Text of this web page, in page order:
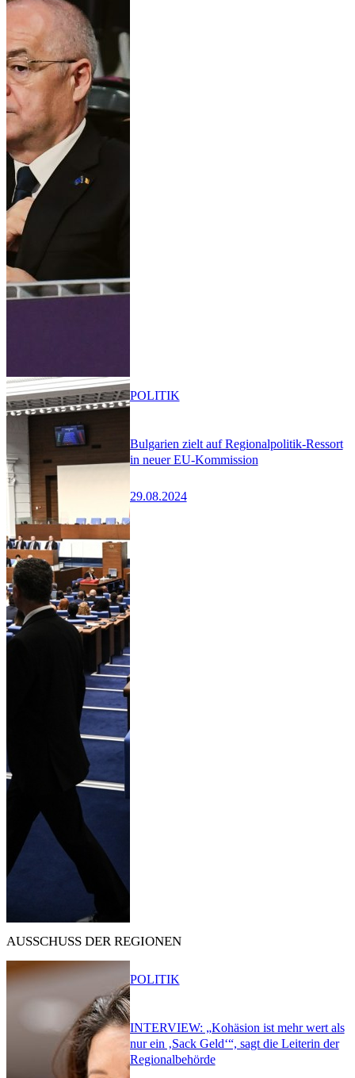
Bulgarien zielt auf Regionalpolitik-Ressort
in neuer EU-Kommission
29.08.2024
POLITIK
AUSSCHUSS DER REGIONEN
INTERVIEW: „Kohäsion ist mehr wert als
nur ein ‚Sack Geld‘“, sagt die Leiterin der
Regionalbehörde
POLITIK